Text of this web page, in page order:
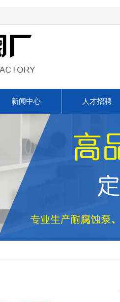
新闻中心 人才招聘